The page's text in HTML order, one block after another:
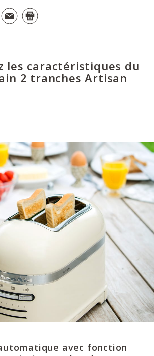
les caractéristiques du
2 tranches Artisan
avec fonction